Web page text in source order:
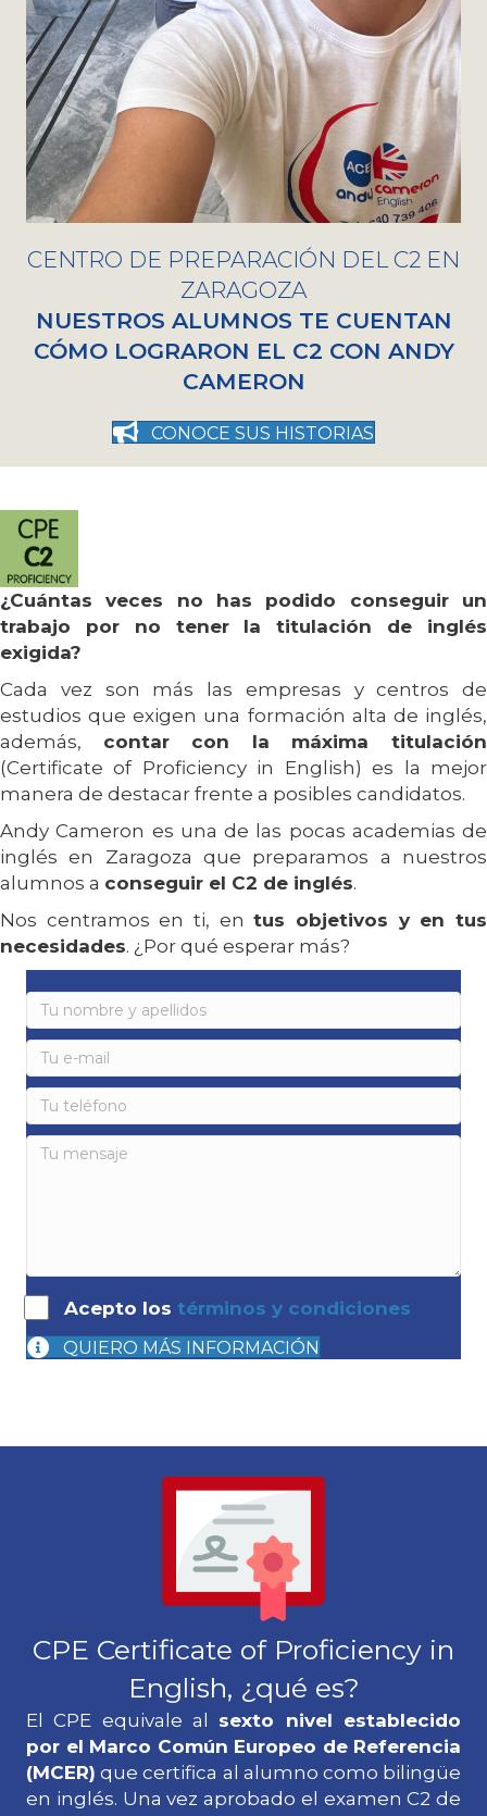
CENTRO DE PREPARACIÓN DEL C2 EN
ZARAGOZA
NUESTROS ALUMNOS TE CUENTAN
CÓMO LOGRARON EL C2 CON ANDY
CAMERON
CONOCE SUS HISTORIAS
¿Cuántas veces no has podido conseguir un
trabajo por no tener la titulación de inglés
exigida?
Cada vez son más las empresas y centros de
estudios que exigen una formación alta de inglés,
además, contar con la máxima titulación
(Certificate of Proficiency in English) es la mejor
manera de destacar frente a posibles candidatos.
Andy Cameron es una de las pocas academias de
inglés en Zaragoza que preparamos a nuestros
alumnos a conseguir el C2 de inglés.
Nos centramos en ti, entus objetivos y en tus
necesidades. ¿Por qué esperar más?
Acepto los términos y condiciones
QUIERO MÁS INFORMACIÓN
CPE Certificate of Proficiency in
English, ¿qué es?
El CPE equivale al sexto nivel establecido
por el Marco Común Europeo de Referencia
(MCER) que certifica al alumno como bilingüe
en inglés. Una vez aprobado el examen C2 de